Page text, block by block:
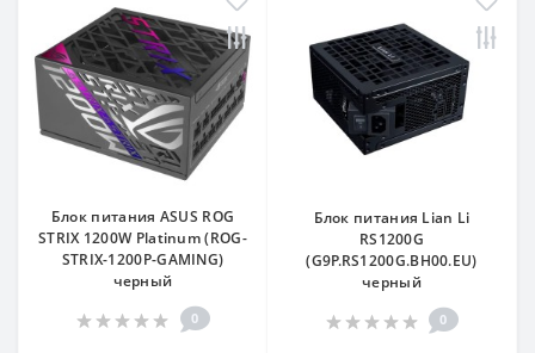
Блок питания ASUS ROG
STRIX 1200W Platinum (ROG-
STRIX-1200P-GAMING)
черный
0
Блок питания Lian Li
RS1200G
(G9P.RS1200G.BH00.EU)
черный
0